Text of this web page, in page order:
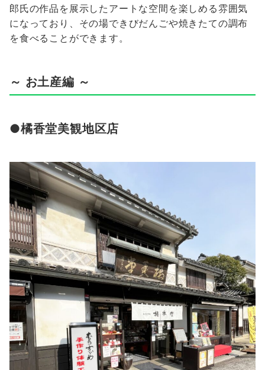
郎氏の作品を展示したアートな空間を楽しめる雰囲気
になっており、その場できびだんごや焼きたての調布
を食べることができます。
～ お土産編 ～
●橘香堂美観地区店